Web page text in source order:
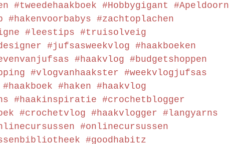
#tweedehaakboek #Hobbygigant
#Apeldoorn
#hakenvoorbabys #zachtoplachen
#leestips #truisolveig
#jufsasweekvlog #haakboeken
#haakvlog #budgetshoppen
#vlogvanhaakster #weekvlogjufsas
#haakboek #haken #haakvlog
#haakinspiratie #crochetblogger
#crochetvlog #haakvlogger #langyarns
#onlinecursussen
#goodhabitz